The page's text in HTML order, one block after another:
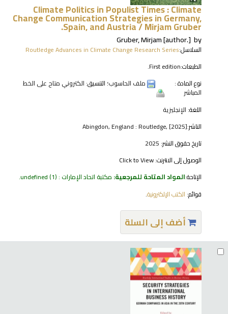
Climate Politics in Populist Times : Climate
Change Communication Strategies in Germany,
Spain, and Austria /Mirjam Gruber.
by
Gruber, Mirjam[author.]
السلاسل:Routledge Advances in Climate Change Research Series
الطبعات:First edition.
نوع المادة :
ملف الحاسوب؛ التنسيق: الكتروني متاح على الخط
المباشر
اللغة: الإنجليزية
الناشر:Abingdon, England : Routledge, [2025]
تاريخ حقوق النشر:
الوصول إلى الانترنت:Click to View
الإتاحة:المواد المتاحة للمرجعية: مكتبة اتحاد الإمارات : undefined(1).
قوائم: الكتب الإلكترونية.
أضف إلى السلة